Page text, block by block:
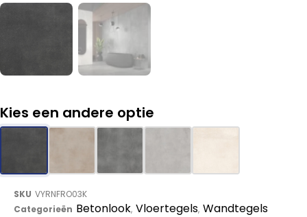
Kies een andere optie
SKU VYRNFRO03K
Categorieën Betonlook, Vloertegels, Wandtegels